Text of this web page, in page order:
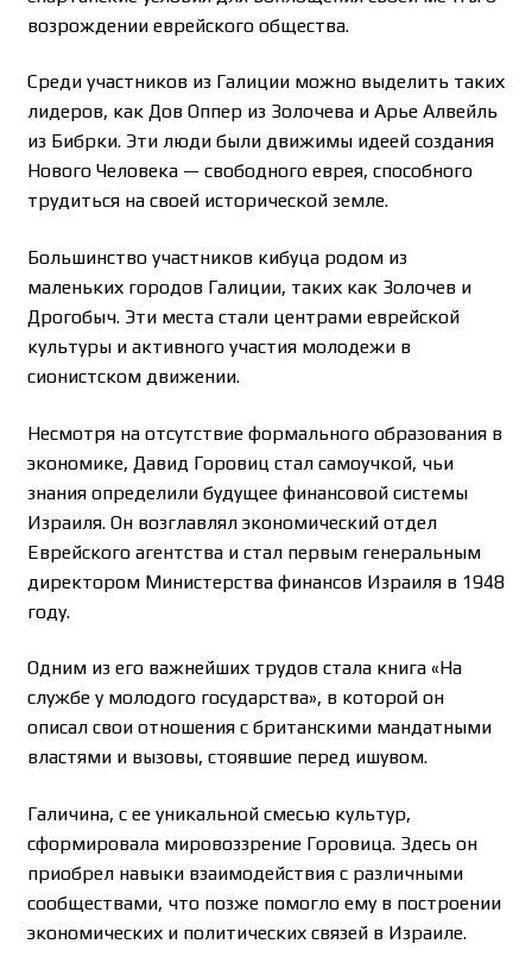
возрождении еврейского общества.
Среди участников из Галиции можно выделить таких
лидеров, как Дов Оппер из Золочева и Арье Алвейль
из Бибрки. Эти люди были движимы идеей создания
Нового Человека — свободного еврея, способного
трудиться на своей исторической земле.
Большинство участников кибуца родом из
маленьких городов Галиции, таких как Золочев и
Дрогобыч. Эти места стали центрами еврейской
культуры и активного участия молодежи в
сионистском движении.
Несмотря на отсутствие формального образования в
экономике, Давид Горовиц стал самоучкой, чьи
знания определили будущее финансовой системы
Израиля. Он возглавлял экономический отдел
Еврейского агентства и стал первым генеральным
директором Министерства финансов Израиля в 1948
году.
Одним из его важнейших трудов стала книга «На
службе у молодого государства», в которой он
описал свои отношения с британскими мандатными
властями и вызовы, стоявшие перед ишувом.
Галичина, с ее уникальной смесью культур,
сформировала мировоззрение Горовица. Здесь он
приобрел навыки взаимодействия с различными
сообществами, что позже помогло ему в построении
экономических и политических связей в Израиле.